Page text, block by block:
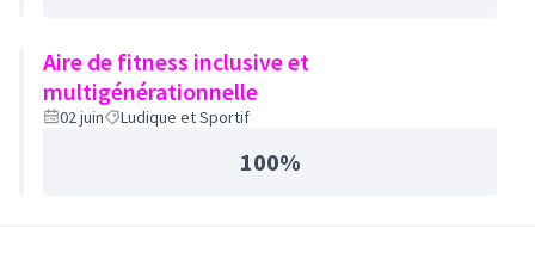
Aire de fitness inclusive et
multigénérationnelle
02 juin Ludique et Sportif
100%